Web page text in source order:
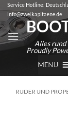
Zum
Inhalt
springen
Service Hotline:
info@zweikapitaene.de
Alles rund
Proudly
MENU
RUDER UND